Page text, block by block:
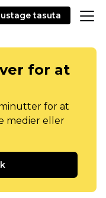
tasuta
for at
for at
medier eller